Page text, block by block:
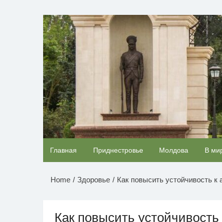
содержимомуНОВОСТИ
Главная Приднестровье Молдова В
Home Здоровье Как повысить устойчивость к
Как повысить
Королева вагона отожгла! Видео не оставит
равнодушным